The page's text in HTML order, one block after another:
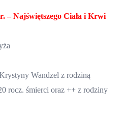
–Najświętszego Ciała i Krwi
Wandzel z rodziną
rocz. śmierci oraz ++ z rodziny